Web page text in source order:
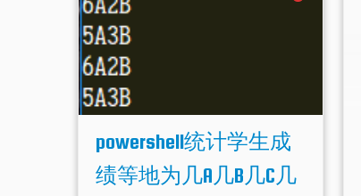
powershell统计学生成
绩等地为几A几B几C几